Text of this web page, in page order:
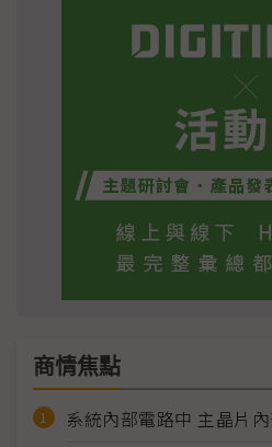
商情焦點
系統內部電路中 主晶片